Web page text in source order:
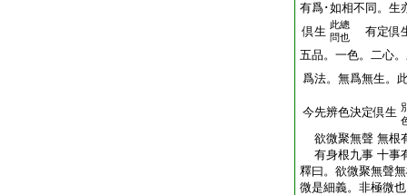
有爲･如相不同。生
倶生 此總
問也
有定倶
五品。一色。二心
爲法。無爲無生。
今先辨色決定倶生
欲微聚無聲 無根
有身根九事 十事
釋曰。欲微聚無聲
微是細義。非極微